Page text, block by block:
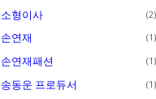
소형이사 2
손연재 1
손연재패션 1
송동운 프로듀서 1